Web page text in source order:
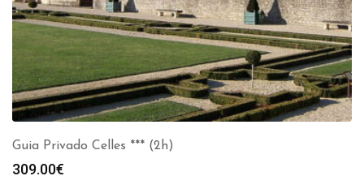
Guia Privado Celles *** (2h)
309.00€